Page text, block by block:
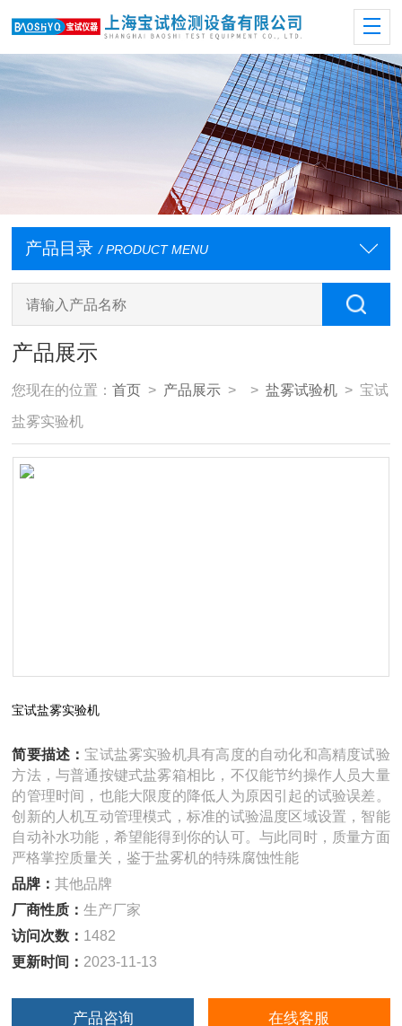
产品目录 / PRODUCT MENU
产品展示
您现在的位置：首页 > 产品展示 > >盐雾试验机 > 宝试
盐雾实验机
宝试盐雾实验机
简要描述： 宝试盐雾实验机具有高度的自动化和高精度试验
方法，与普通按键式盐雾箱相比，不仅能节约操作人员大量
的管理时间，也能大限度的降低人为原因引起的试验误差。
创新的人机互动管理模式，标准的试验温度区域设置，智能
自动补水功能，希望能得到你的认可。与此同时，质量方面
严格掌控质量关，鉴于盐雾机的特殊腐蚀性能
品牌：其他品牌
厂商性质：生产厂家
访问次数： 1482
更新时间： 2023-11-13
产品咨询 在线客服